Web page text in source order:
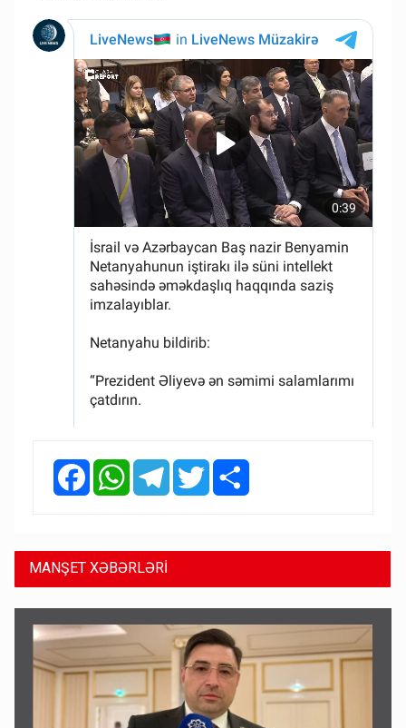
FacebookWhatsAppTelegramTwitter
MANŞET XƏBƏRLƏRİ